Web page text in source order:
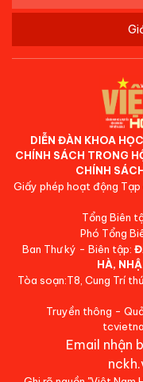
DIỄN ĐÀN KHOA
CHÍNH SÁCH TRONG
CHÍNH
Giấy phép hoạt động
Tổng Biên
Phó Tổng
Ban Thư ký - Biên tập:
HÀ,
Tòa soạn:T8, Cung Trí
Truyền thông -
Email nhận